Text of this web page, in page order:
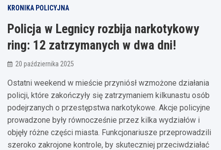
KRONIKA POLICYJNA
Policja w Legnicy rozbija narkotykowy
ring: 12 zatrzymanych w dwa dni!
20 października 2025
Ostatni weekend w mieście przyniósł wzmożone działania
policji, które zakończyły się zatrzymaniem kilkunastu osób
podejrzanych o przestępstwa narkotykowe. Akcje policyjne
prowadzone były równocześnie przez kilka wydziałów i
objęły różne części miasta. Funkcjonariusze przeprowadzili
szeroko zakrojone kontrole, by skuteczniej przeciwdziałać